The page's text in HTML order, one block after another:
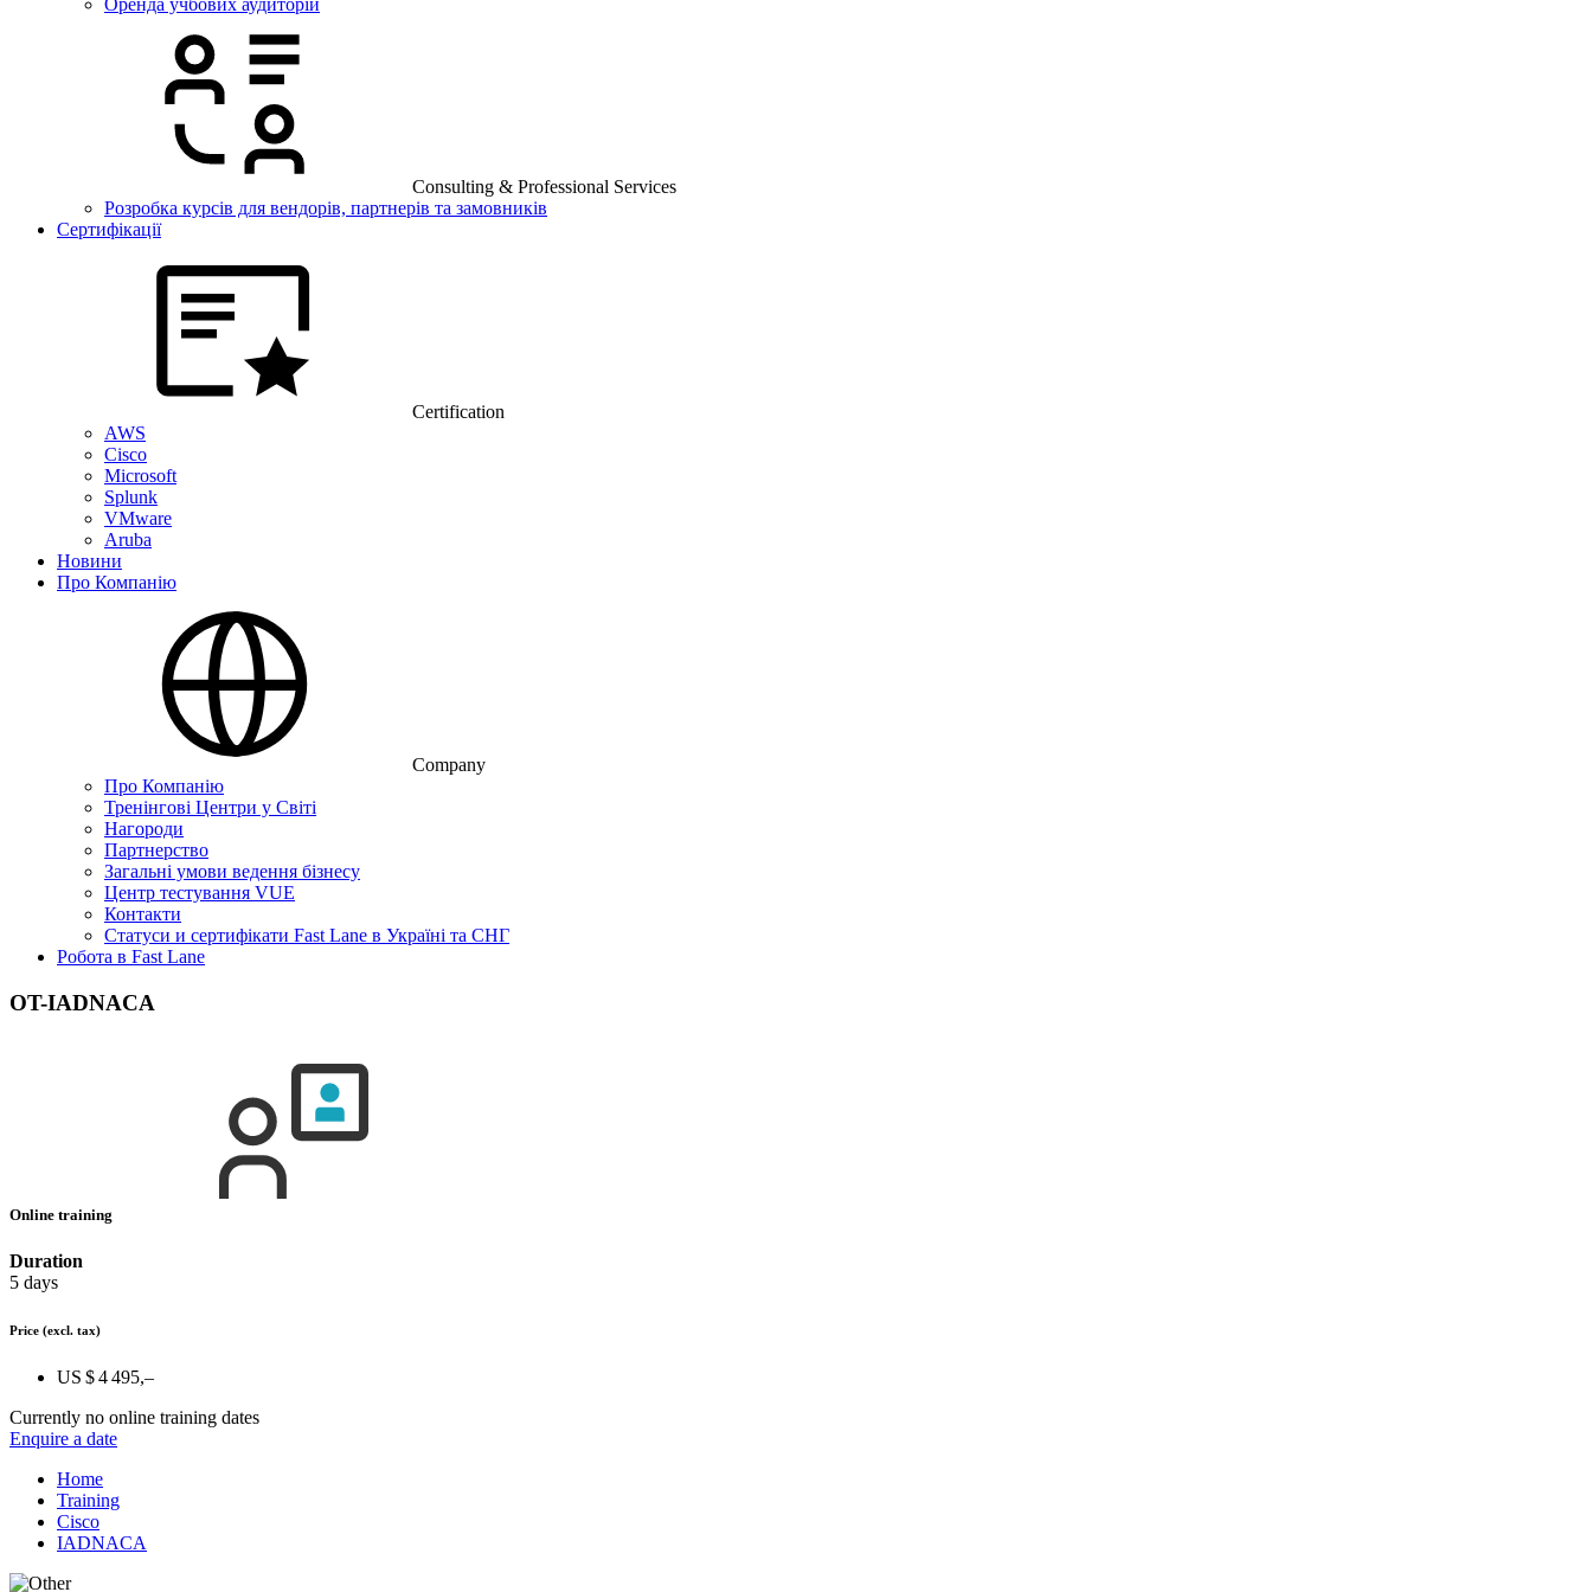
Оренда учбових аудиторій
Consulting & Professional Services
Розробка курсів для вендорів, партнерів та замовників
Сертифікації
Certification
AWS
Cisco
Microsoft
Splunk
VMware
Aruba
Новини
Про Компанію
Company
Про Компанію
Тренінгові Центри у Світі
Нагороди
Партнерство
Загальні умови ведення бізнесу
Центр тестування VUE
Контакти
Статуси и сертифікати Fast Lane в Україні та СНГ
Робота в Fast Lane
OT-IADNACA
Online training
Duration
5 days
Price (excl. tax)
US $ 4 495,–
Currently no online training dates
Enquire a date
Home
Training
Cisco
IADNACA